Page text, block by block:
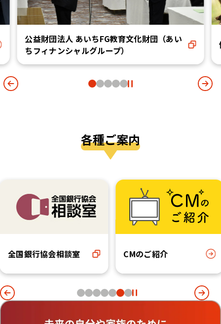
公益財団法人 あいちFG教育文化財団（あい
ちフィナンシャルグループ）
各種ご案内
全国銀行協会相談室 CMのご紹介